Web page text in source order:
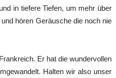
in tiefere Tiefen, um mehr über
hören Geräusche die noch nie
Er hat die wundervollen
Halten wir also unser